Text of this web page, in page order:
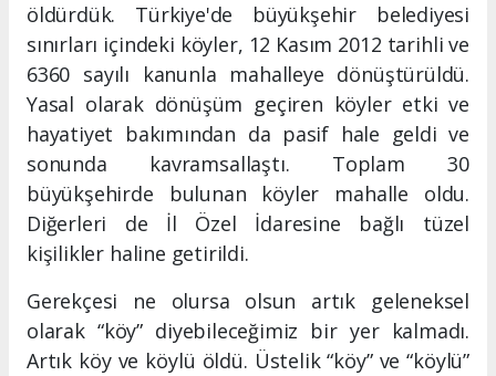
öldürdük. Türkiye'de büyükşehir belediyesi
sınırları içindeki köyler, 12 Kasım 2012 tarihli ve
6360 sayılı kanunla mahalleye dönüştürüldü.
Yasal olarak dönüşüm geçiren köyler etki ve
hayatiyet bakımından da pasif hale geldi ve
sonunda kavramsallaştı. Toplam 30
büyükşehirde bulunan köyler mahalle oldu.
Diğerleri de İl Özel İdaresine bağlı tüzel
kişilikler haline getirildi.
Gerekçesi ne olursa olsun artık geleneksel
olarak “köy” diyebileceğimiz bir yer kalmadı.
Artık köy ve köylü öldü. Üstelik “köy” ve “köylü”